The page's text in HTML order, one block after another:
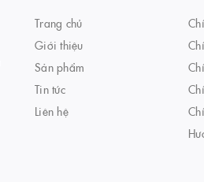
Trang chủ
Giới thiệu
Sản phẩm
Tin tức
Liên hệ